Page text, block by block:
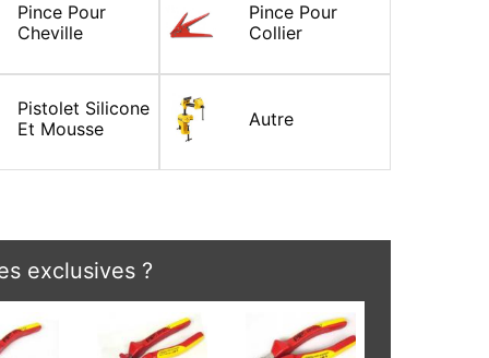
Pince Pour
Cheville
Pince Pour
Collier
Pistolet Silicone
Et Mousse
Autre
exclusives ?